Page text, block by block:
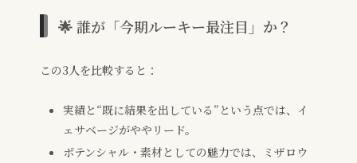
🌟 誰が「今期ルーキー最注目」か？
この3人を比較すると：
実績と“既に結果を出している”という点では、イ
ェサベージがややリード。
ポテンシャル・素材としての魅力では、ミザロウ